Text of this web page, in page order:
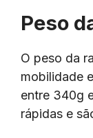
Peso
O peso da
mobilidade
entre 340g
rápidas e